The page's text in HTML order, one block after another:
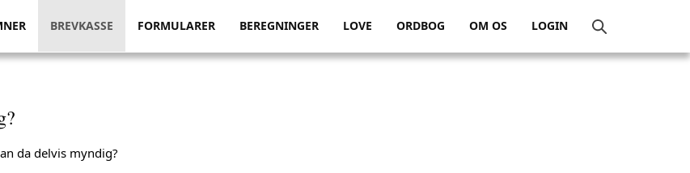
BREVKASSE FORMULARER BEREGNINGER LOVE ORDBOG OM OS LOGIN
da delvis myndig?